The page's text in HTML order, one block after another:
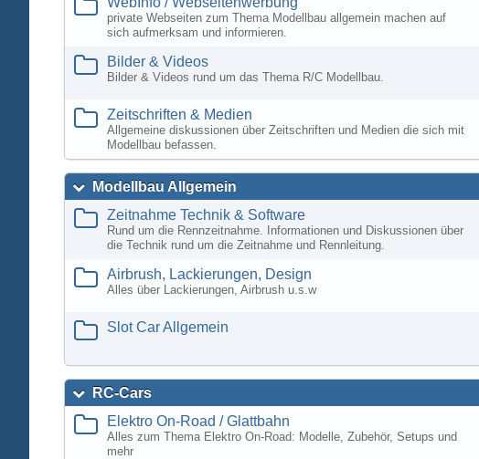
private Webseiten zum Thema Modellbau allgemein machen auf
sich aufmerksam und informieren.
Bilder & Videos
Bilder & Videos rund um das Thema R/C Modellbau.
Zeitschriften & Medien
Allgemeine diskussionen über Zeitschriften und Medien die sich mit
Modellbau befassen.
Modellbau Allgemein
Zeitnahme Technik & Software
Rund um die Rennzeitnahme. Informationen und Diskussionen über
die Technik rund um die Zeitnahme und Rennleitung.
Airbrush, Lackierungen, Design
Alles über Lackierungen, Airbrush u.s.w
Slot Car Allgemein
RC-Cars
Elektro On-Road / Glattbahn
Alles zum Thema Elektro On-Road: Modelle, Zubehör, Setups und
mehr